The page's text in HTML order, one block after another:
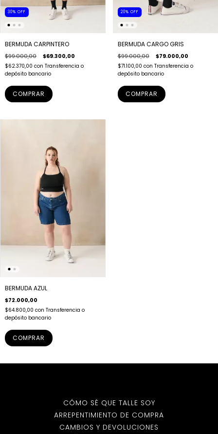
30% OFF
BERMUDA CARPINTERO
$99.000,00 $69.300,00
$62.370,00 con Transferencia o
depósito bancario
COMPRAR
20% OFF
BERMUDA CARGO GRIS
$99.000,00 $79.000,00
$71.100,00 con Transferencia o
depósito bancario
COMPRAR
BERMUDA AZUL
$72.000,00
$64.800,00 con Transferencia o
depósito bancario
COMPRAR
CÓMO SÉ QUE TALLE SOY
ARREPENTIMIENTO DE COMPRA
CAMBIOS Y DEVOLUCIONES